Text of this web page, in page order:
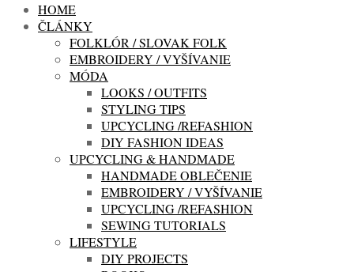
HOME
ČLÁNKY
FOLKLÓR / SLOVAK FOLK
EMBROIDERY / VYŠÍVANIE
MÓDA
LOOKS / OUTFITS
STYLING TIPS
UPCYCLING /REFASHION
DIY FASHION IDEAS
UPCYCLING & HANDMADE
HANDMADE OBLEČENIE
EMBROIDERY / VYŠÍVANIE
UPCYCLING /REFASHION
SEWING TUTORIALS
LIFESTYLE
DIY PROJECTS